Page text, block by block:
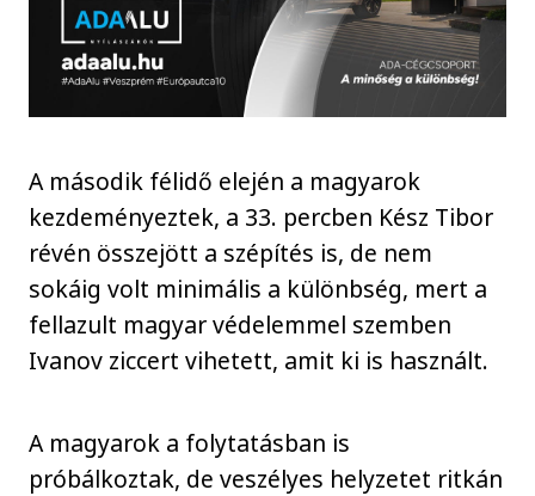
A második félidő elején a magyarok
kezdeményeztek, a 33. percben Kész Tibor
révén összejött a szépítés is, de nem
sokáig volt minimális a különbség, mert a
fellazult magyar védelemmel szemben
Ivanov ziccert vihetett, amit ki is használt.
A magyarok a folytatásban is
próbálkoztak, de veszélyes helyzetet ritkán